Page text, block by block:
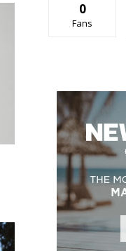
0
Fans